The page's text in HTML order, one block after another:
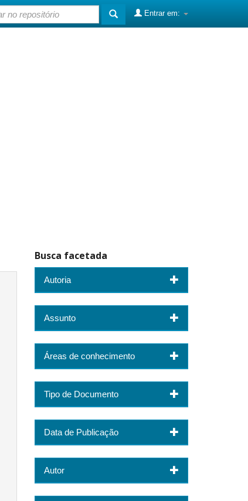
Entrar em:
Busca facetada
Autoria
Assunto
Áreas de conhecimento
Tipo de Documento
Data de Publicação
Autor